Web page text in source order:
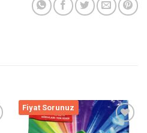
Fiyat Sorunuz